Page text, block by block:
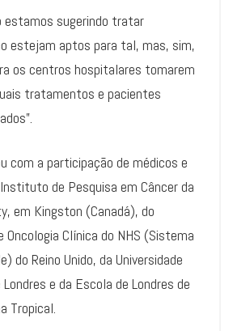
estamos sugerindo tratar
estejam aptos para tal, mas, sim,
os centros hospitalares tomarem
tratamentos e pacientes
com a participação de médicos e
de Pesquisa em Câncer da
em Kingston (Canadá), do
Clínica do NHS (Sistema
do Reino Unido, da Universidade
Londres e da Escola de Londres de
Tropical.